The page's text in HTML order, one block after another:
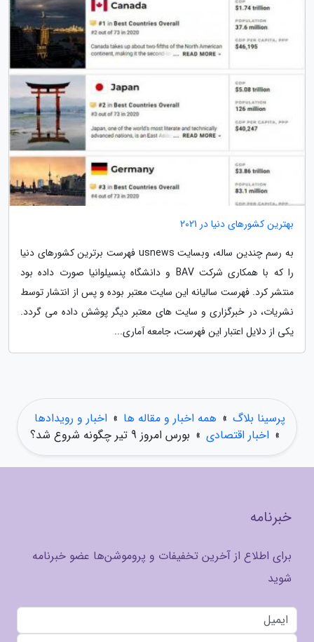
بهترین کشورهای دنیا در 2021
به رسم چندین ساله، وبسایت usnews فهرست برترین کشورهای دنیا
را که با همکاری شرکت BAV و دانشگاه پنسیلوانیا صورت داده بود
منتشر کرد. فهرست سالیانه این سایت معتبر بوده و پس از انتشار توسط
نشریات، در خبرگزاری و سایت های معتبر دیگر پوشش داده می گردد.
یکی از دلایل اعتبار این فهرست، جامعه آماری...
پرسینا بلاگ » همه اخبار و مقاله ها » اخبار و رویدادها
» اخبار اقتصادی » بورس امروز 9 تیر چگونه شروع شد؟
خبرنامه
برای اطلاع از آخرین تخفیفات و پروموشن‌ها عضو خبرنامه
شوید